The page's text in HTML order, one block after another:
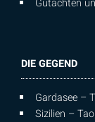
DIE GEGEND
Gardasee –
Sizilien –